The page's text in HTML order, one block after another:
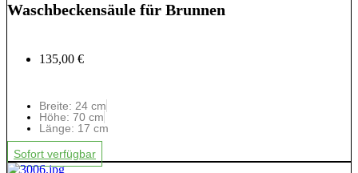
Waschbeckensäule für Brunnen
135,00 €
Breite: 24 cm
Höhe: 70 cm
Länge: 17 cm
Sofort verfügbar